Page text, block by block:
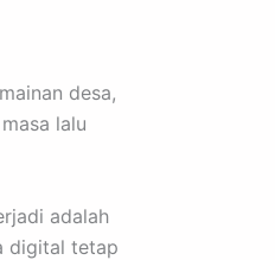
desa,
lalu
adalah
digital tetap